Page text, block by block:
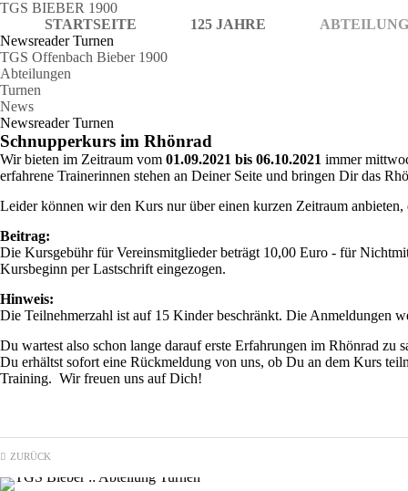
TGS BIEBER 1900
STARTSEITE
125 JAHRE
Newsreader Turnen
TGS Offenbach Bieber 1900
Abteilungen
Turnen
News
Newsreader Turnen
Schnupperkurs im Rhönrad
Wir bieten im Zeitraum vom 01.09.2021 bis 06.10.2021 immer
erfahrene Trainerinnen stehen an Deiner Seite und bringen Dir das
Leider können wir den Kurs nur über einen kurzen Zeitraum
Beitrag:
Die Kursgebühr für Vereinsmitglieder beträgt 10,00 Euro - für
Kursbeginn per Lastschrift eingezogen.
Hinweis:
Die Teilnehmerzahl ist auf 15 Kinder beschränkt. Die Anmeldungen
Du wartest also schon lange darauf erste Erfahrungen im Rhönrad
Du erhältst sofort eine Rückmeldung von uns, ob Du an dem Kurs
Training. Wir freuen uns auf Dich!
ZURÜCK